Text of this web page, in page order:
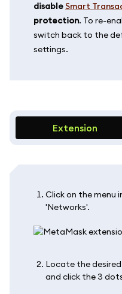
disableSmart
protection. To re-
switch back to the
settings.
Extension
Click on the menu
'Networks'.
Locate the
and click the 3